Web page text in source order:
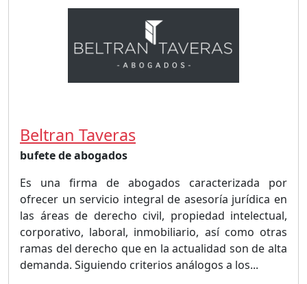
Beltran Taveras
bufete de abogados
Es una firma de abogados caracterizada por
ofrecer un servicio integral de asesoría jurídica en
las áreas de derecho civil, propiedad intelectual,
corporativo, laboral, inmobiliario, así como otras
ramas del derecho que en la actualidad son de alta
demanda. Siguiendo criterios análogos a los...